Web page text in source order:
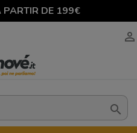
PARTIR DE 199€

